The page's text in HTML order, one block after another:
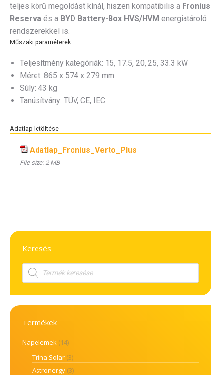
teljes körű megoldást kínál, hiszen kompatibilis a Fronius
Reserva és a BYD Battery-Box HVS/HVM energiatároló
rendszerekkel is.
Műszaki paraméterek:
Teljesítmény kategóriák: 15, 17.5, 20, 25, 33.3 kW
Méret: 865 x 574 x 279 mm
Súly: 43 kg
Tanúsítvány: TÜV, CE, IEC
Adatlap letöltése
Adatlap_Fronius_Verto_Plus
File size:2 MB
Keresés
Products
search
Termékek
Napelemek (14)
Trina Solar (3)
Astronergy (3)